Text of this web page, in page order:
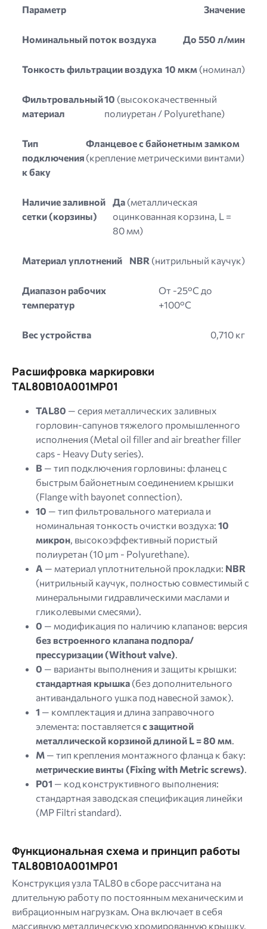
Параметр Значение
Номинальный поток воздуха До 550 л/мин
Тонкость фильтрации воздуха 10 мкм (номинал)
Фильтровальный
материал
10 (высококачественный
полиуретан / Polyurethane)
Тип
подключения
к баку
Фланцевое с байонетным замком
(крепление метрическими винтами)
Наличие заливной
сетки (корзины)
Да (металлическая
оцинкованная корзина, L =
80 мм)
Материал уплотнений NBR (нитрильный каучук)
Диапазон рабочих
температур
От -25°C до
+100°C
Вес устройства 0,710 кг
Расшифровка маркировки
TAL80B10A001MP01
TAL80 — серия металлических заливных
горловин-сапунов тяжелого промышленного
исполнения (Metal oil filler and air breather filler
caps - Heavy Duty series).
B — тип подключения горловины: фланец с
быстрым байонетным соединением крышки
(Flange with bayonet connection).
10 — тип фильтровального материала и
номинальная тонкость очистки воздуха: 10
микрон , высокоэффективный пористый
полиуретан (10 µm - Polyurethane).
A — материал уплотнительной прокладки: NBR
(нитрильный каучук, полностью совместимый с
минеральными гидравлическими маслами и
гликолевыми смесями).
0 — модификация по наличию клапанов: версия
без встроенного клапана подпора/
прессуризации (Without valve)
0 — варианты выполнения и защиты крышки:
стандартная крышка (без дополнительного
антивандального ушка под навесной замок).
1 — комплектация и длина заправочного
элемента: поставляетсяс защитной
металлической корзиной длиной L = 80 мм
M — тип крепления монтажного фланца к баку:
метрические винты (Fixing with Metric screws)
P01 — код конструктивного выполнения:
стандартная заводская спецификация линейки
(MP Filtri standard).
Функциональная схема и принцип работы
TAL80B10A001MP01
Конструкция узла TAL80 в сборе рассчитана на
длительную работу по постоянным механическим и
вибрационным нагрузкам. Она включает в себя
массивную металлическую хромированную крышку,